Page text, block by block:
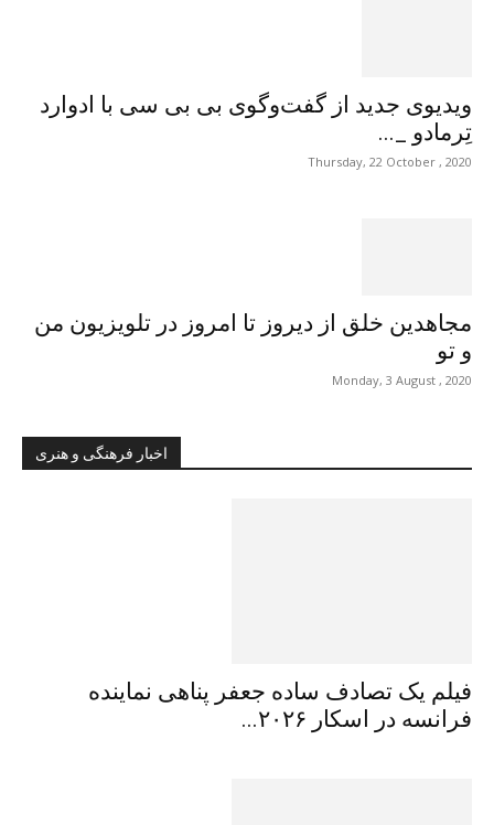
ویدیوی جدید از گفت‌وگوی بی بی سی با ادوارد
تِرمادو _...
Thursday, 22 October , 2020
مجاهدین خلق از دیروز تا امروز در تلویزیون من
و تو
Monday, 3 August , 2020
اخبار فرهنگی و هنری
فیلم یک تصادف ساده جعفر پناهی نماینده
فرانسه در اسکار ۲۰۲۶...